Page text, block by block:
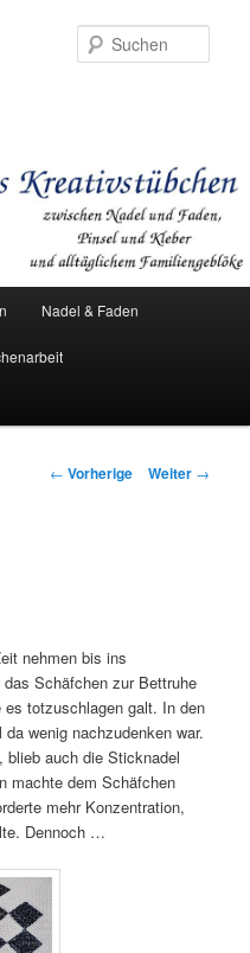
Nadel & Faden
Beitrags-
← Vorherige Weiter →
nehmen bis ins
Schäfchen zur Bettruhe
totzuschlagen galt. In den
wenig nachzudenken war.
auch die Sticknadel
machte dem Schäfchen
mehr Konzentration,
Dennoch …